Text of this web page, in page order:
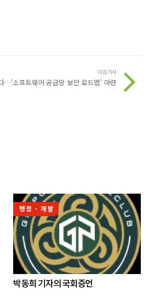
다음기사
…'소프트웨어 공급망 보안 로드맵' 마련
행정 · 개발
박동희 기자의 국회증언